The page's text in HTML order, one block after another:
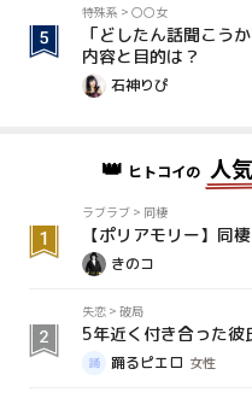
特殊系 > 〇〇女
「どしたん話聞こう
内容と目的は？
石神りぴ
👑 ヒトコイの 人
ラブラブ > 同棲
【ポリアモリー】同
きのコ
失恋 > 破局
5年近く付き合った彼
踊るピエロ 女性